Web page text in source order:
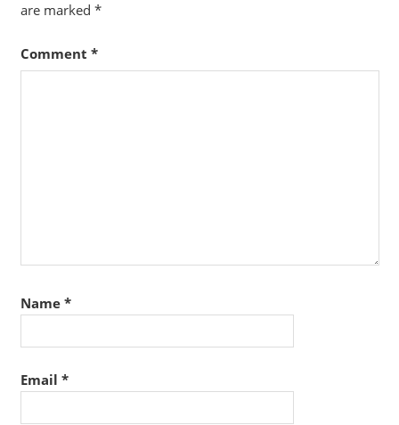
are marked *
Comment *
Name *
Email *